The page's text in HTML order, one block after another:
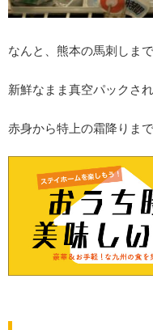
なんと、熊本の馬刺しまで
新鮮なまま真空パックさ
赤身から特上の霜降りま